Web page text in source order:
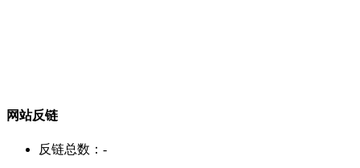
网站反链
反链总数： -